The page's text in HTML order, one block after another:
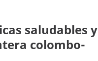
saludables y
colombo-